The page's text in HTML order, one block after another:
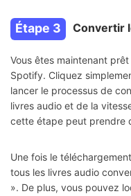
Étape 3 Convertir
Vous êtes maintenant
Spotify. Cliquez
lancer le processus de
livres audio et de la
cette étape peut prendre
Une fois le
tous les livres audio
». De plus, vous pouvez